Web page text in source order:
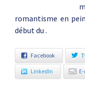
romantisme en
début du .
Facebook
LinkedIn